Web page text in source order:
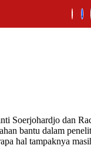
Soerjohardjo dan
bantu dalam
hal tampaknya